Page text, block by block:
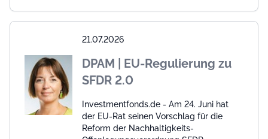
21.07.2026
DPAM | EU-Regulierung zu
SFDR 2.0
Investmentfonds.de - Am 24. Juni hat
der EU-Rat seinen Vorschlag für die
Reform der Nachhaltigkeits-